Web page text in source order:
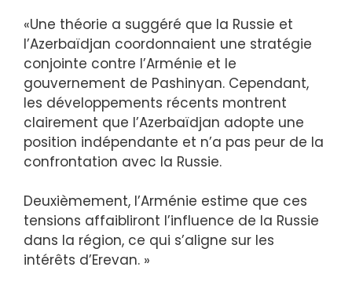
«Une théorie a suggéré que la Russie et
l’Azerbaïdjan coordonnaient une stratégie
conjointe contre l’Arménie et le
gouvernement de Pashinyan. Cependant,
les développements récents montrent
clairement que l’Azerbaïdjan adopte une
position indépendante et n’a pas peur de la
confrontation avec la Russie.
Deuxièmement, l’Arménie estime que ces
tensions affaibliront l’influence de la Russie
dans la région, ce qui s’aligne sur les
intérêts d’Erevan. »